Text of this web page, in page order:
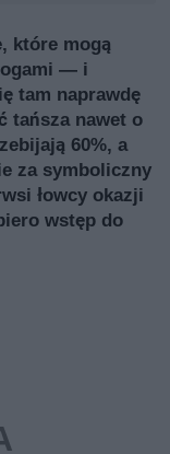
które mogą
— i
tam naprawdę
tańsza nawet o
60%, a
za symboliczny
łowcy okazji
wstęp do